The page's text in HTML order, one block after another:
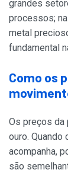
grandes
processos;
metal
fundamental
Como os
Os preços da
ouro. Quando
acompanha,
são